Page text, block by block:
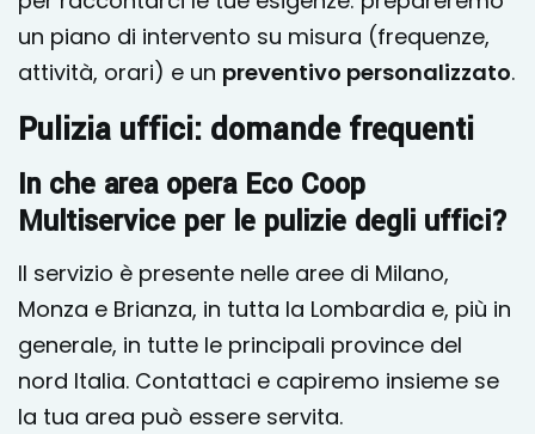
un piano di intervento su misura (frequenze,
attività, orari) e un preventivo personalizzato.
Pulizia uffici: domande frequenti
In che area opera Eco Coop
Multiservice per le pulizie degli uffici?
Il servizio è presente nelle aree di Milano,
Monza e Brianza, in tutta la Lombardia e, più in
generale, in tutte le principali province del
nord Italia. Contattaci e capiremo insieme se
la tua area può essere servita.